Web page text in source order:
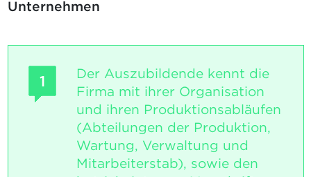
Unternehmen
1
Der Auszubildende kennt die
Firma mit ihrer Organisation
und ihren Produktionsabläufen
(Abteilungen der Produktion,
Wartung, Verwaltung und
Mitarbeiterstab), sowie den